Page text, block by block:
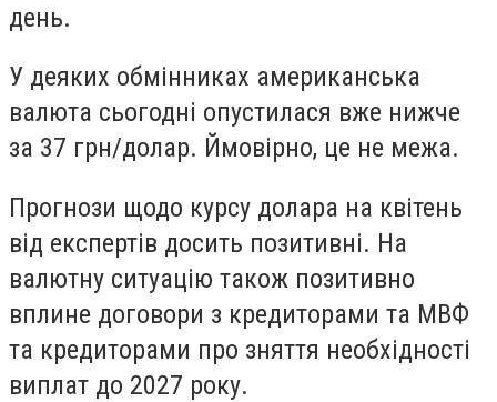
день.
У деяких обмінниках американська
валюта сьогодні опустилася вже нижче
за 37 грн/долар. Ймовірно, це не межа.
Прогнози щодо курсу долара на квітень
від експертів досить позитивні. На
валютну ситуацію також позитивно
вплине договори з кредиторами та МВФ
та кредиторами про зняття необхідності
виплат до 2027 року.